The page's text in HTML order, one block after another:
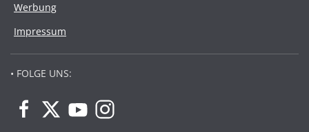
Werbung
Impressum
• FOLGE UNS: